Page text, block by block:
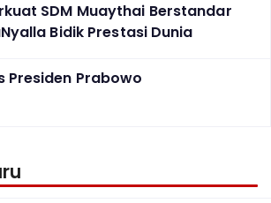
SDM Muaythai Berstandar
Bidik Prestasi Dunia
Presiden Prabowo